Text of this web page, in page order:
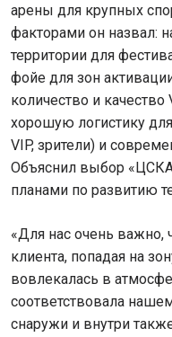
арены для крупных
факторами он назвал:
территории для
фойе для зон
количество и
хорошую логистику
VIP, зрители) и
Объяснил выбор
планами по развитию
«Для нас очень важно,
клиента, попадая на
вовлекалась в
соответствовала
снаружи и внутри